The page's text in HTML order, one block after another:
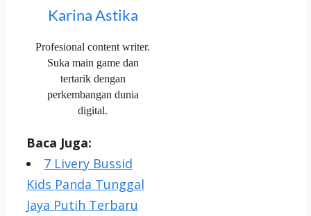
Karina Astika
Profesional content writer.
Suka main game dan
tertarik dengan
perkembangan dunia
digital.
Baca Juga:
7 Livery Bussid
Kids Panda Tunggal
Jaya Putih Terbaru